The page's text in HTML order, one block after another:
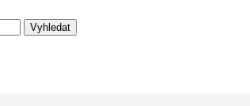
Vyhledat